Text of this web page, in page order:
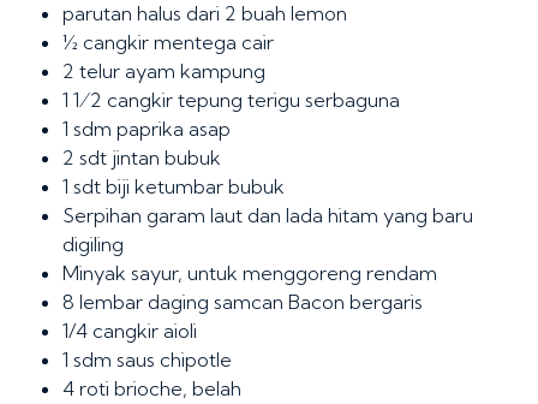
parutan halus dari 2 buah lemon
½ cangkir mentega cair
2 telur ayam kampung
1 1⁄2 cangkir tepung terigu serbaguna
1 sdm paprika asap
2 sdt jintan bubuk
1 sdt biji ketumbar bubuk
Serpihan garam laut dan lada hitam yang baru
digiling
Minyak sayur, untuk menggoreng rendam
8 lembar daging samcan Bacon bergaris
1/4 cangkir aioli
1 sdm saus chipotle
4 roti brioche, belah